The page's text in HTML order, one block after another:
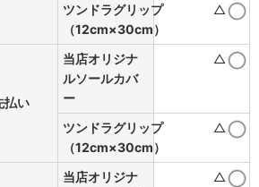
ツンドラグリップ
（12cm×30cm）
△
払い
当店オリジナ
ルソールカバ
ー
△
ツンドラグリップ
（12cm×30cm）
△
当店オリジナ
△